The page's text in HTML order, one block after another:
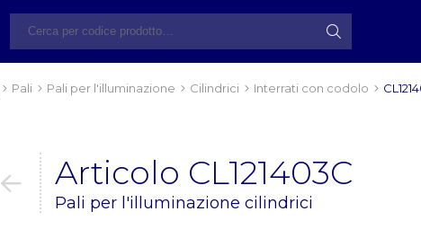
Pali Pali per l'illuminazione Cilindrici Interrati con codolo
Articolo CL121403C
Pali per l'illuminazione cilindrici